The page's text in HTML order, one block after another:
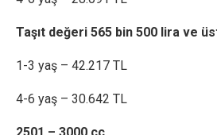
Taşıt değeri 565 bin 500 lira ve
1-3 yaş – 42.217 TL
4-6 yaş – 30.642 TL
2501 – 3000 cc